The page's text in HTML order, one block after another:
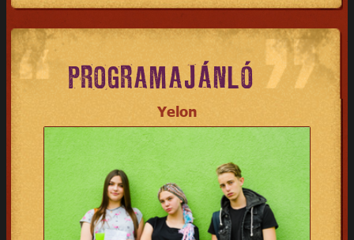
PROGRAMAJÁNLÓ
Yelon